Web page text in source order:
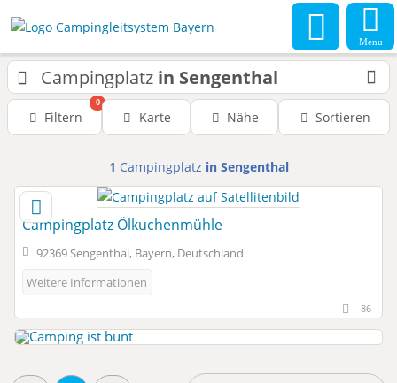
Menu
Campingplatz in Sengenthal
Filtern
0
Karte Nähe Sortieren
1 Campingplatz in Sengenthal
Campingplatz Ölkuchenmühle
92369 Sengenthal, Bayern, Deutschland
Weitere Informationen
-86